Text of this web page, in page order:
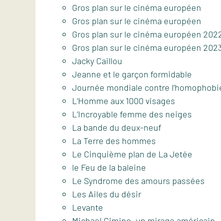
Gros plan sur le cinéma européen
Gros plan sur le cinéma européen
Gros plan sur le cinéma européen
Gros plan sur le cinéma européen
Jacky Caillou
Jeanne et le garçon formidable
Journée mondiale contre
L’Homme aux 1000 visages
L’Incroyable femme des neiges
La bande du deux-neuf
La Terre des hommes
Le Cinquième plan de La Jetée
le Feu de la baleine
Le Syndrome des amours passées
Les Ailes du désir
Levante